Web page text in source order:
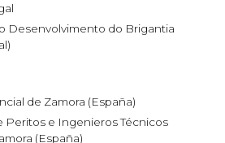
Desenvolvimento do Brigantia
de Zamora (España)
Peritos e Ingenieros Técnicos
(España)